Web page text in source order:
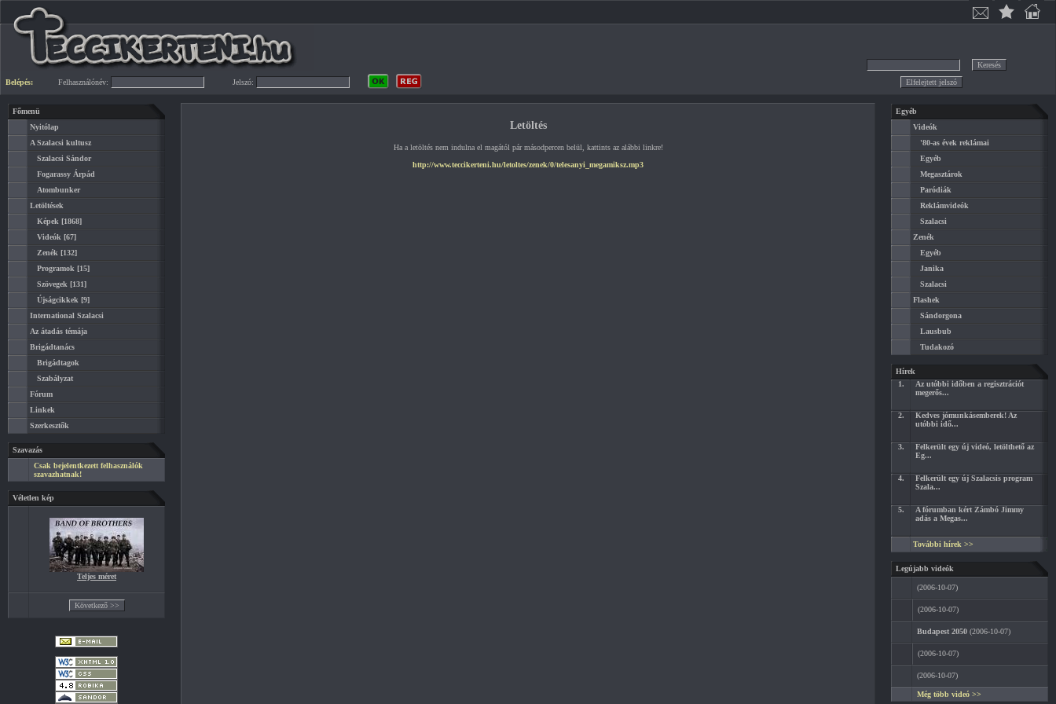
Belépés: Felhasználónév: Jelszó:
Főmenü
Nyitólap
A Szalacsi kultusz
Szalacsi Sándor
Fogarassy Árpád
Atombunker
Letöltések
Képek [1868]
Videók [67]
Zenék [132]
Programok [15]
Szövegek [131]
Újságcikkek [9]
International Szalacsi
Az átadás témája
Brigádtanács
Brigádtagok
Szabályzat
Fórum
Linkek
Szerkesztők
Szavazás
Csak bejelentkezett felhasználók
szavazhatnak!
Véletlen kép
Teljes méret
Letöltés
Ha a letöltés nem indulna el magától pár másodpercen belül, kattints az alábbi linkre!
http://www.teccikerteni.hu/letoltes/zenek/0/telesanyi_megamiksz.mp3
Egyéb
Videók
'80-as évek reklámai
Egyéb
Megasztárok
Paródiák
Reklámvideók
Szalacsi
Zenék
Egyéb
Janika
Szalacsi
Flashek
Sándorgona
Lausbub
Tudakozó
Hírek
1.
Az utóbbi időben a regisztrációt
megerős...
2.
Kedves jómunkásemberek! Az
utóbbi idő...
3.
Felkerült egy új videó, letölthető az
Eg...
4.
Felkerült egy új Szalacsis program
Szala...
5.
A fórumban kért Zámbó Jimmy
adás a Megas...
További hírek >>
Legújabb videók
(2006-10-07)
(2006-10-07)
Budapest 2050 (2006-10-07)
(2006-10-07)
(2006-10-07)
Még több videó >>